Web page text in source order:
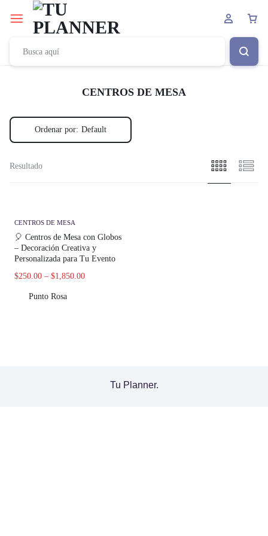
CENTROS DE MESA
Ordenar por: Default
Resultado
CENTROS DE MESA
🎈 Centros de Mesa con Globos
– Decoración Creativa y
Personalizada para Tu Evento
$250.00 – $1,850.00
Punto Rosa
Tu Planner.